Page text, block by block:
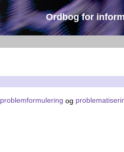
Ordbog for
problemformulering og